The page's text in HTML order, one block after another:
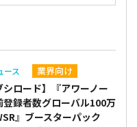
ース 業界向け
シロード】『アワーノー
登録者数グローバル100万
』ブースターパック